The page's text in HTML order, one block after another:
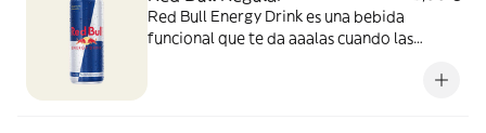
Red Bull Energy Drink es una bebida
funcional que te da aaalas cuando las